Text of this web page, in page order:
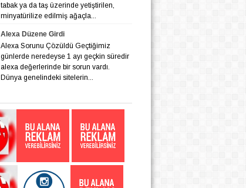
tabak ya da taş üzerinde yetiştirilen,
minyatürilize edilmiş ağaçla...
Alexa Düzene Girdi
Alexa Sorunu Çözüldü Geçtiğimiz
günlerde neredeyse 1 ayı geçkin süredir
alexa değerlerinde bir sorun vardı.
Dünya genelindeki sitelerin...